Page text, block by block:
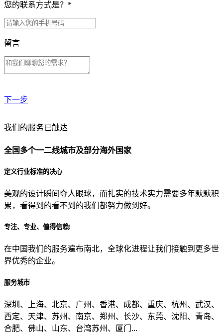
您的联系方式是？ *
留言
下一步
贵公司预算范围是？
贵公司的团队规模是？
目前主要的营销渠道是？
我们的服务已触达
全国多个一二线城市及部分海外国家
定义行业标准的决心
美观的设计瞬间夺人眼球，而扎实的技术实力需要多年默默积
累，看得到的看不到的我们都努力做到好。
专注、专业、值得信赖!
在中国我们的服务遍布南北，全球化进程让我们接触到更多世
界优秀的企业。
服务城市
深圳、上海、北京、广州、香港、成都、重庆、杭州、武汉、
西定、天津、苏州、南京、郑州、长沙、东莞、沈阳、青岛、
合肥、佛山、山东、台湾苏州、厦门...